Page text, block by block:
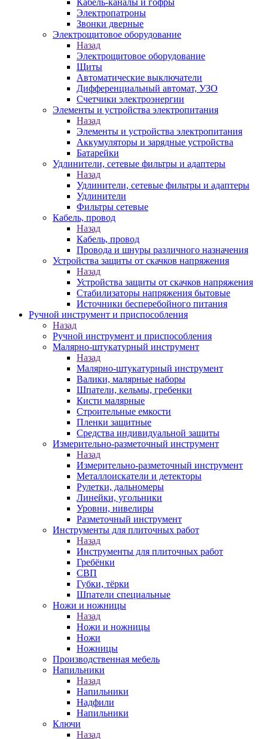
Кабель-каналы и гофры
Электропатроны
Звонки дверные
Электрощитовое оборудование
Назад
Электрощитовое оборудование
Щиты
Автоматические выключатели
Дифференциальный автомат, УЗО
Счетчики электроэнергии
Элементы и устройства электропитания
Назад
Элементы и устройства электропитания
Аккумуляторы и зарядные устройства
Батарейки
Удлинители, сетевые фильтры и адаптеры
Назад
Удлинители, сетевые фильтры и адаптеры
Удлинители
Фильтры сетевые
Кабель, провод
Назад
Кабель, провод
Провода и шнуры различного назначения
Устройства защиты от скачков напряжения
Назад
Устройства защиты от скачков напряжения
Стабилизаторы напряжения бытовые
Источники бесперебойного питания
Ручной инструмент и приспособления
Назад
Ручной инструмент и приспособления
Малярно-штукатурный инструмент
Назад
Малярно-штукатурный инструмент
Валики, малярные наборы
Шпатели, кельмы, гребенки
Кисти малярные
Строительные емкости
Пленки защитные
Средства индивидуальной защиты
Измерительно-разметочный инструмент
Назад
Измерительно-разметочный инструмент
Металлоискатели и детекторы
Рулетки, дальномеры
Линейки, угольники
Уровни, нивелиры
Разметочный инструмент
Инструменты для плиточных работ
Назад
Инструменты для плиточных работ
Гребёнки
СВП
Губки, тёрки
Шпатели специальные
Ножи и ножницы
Назад
Ножи и ножницы
Ножи
Ножницы
Производственная мебель
Напильники
Назад
Напильники
Надфили
Напильники
Ключи
Назад